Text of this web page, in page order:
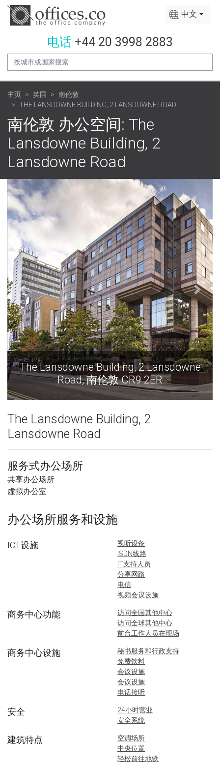
中文
电话 +44 20 3998 2883
主页 英国
南伦敦
THE LANSDOWNE BUILDING, 2 LANSDOWNE ROAD
南伦敦 办公空间: The
Lansdowne Building, 2
Lansdowne Road
The Lansdowne Building, 2 Lansdowne
Road, 南伦敦 CR9 2ER
The Lansdowne Building, 2
Lansdowne Road
服务式办公场所
共享办公场所
虚拟办公室
办公场所服务和设施
ICT设施
视听设备
ISDN线路
IT支持人员
分享网路
电信
视频会议设施
商务中心功能
访问全国其他中心
访问全球其他中心
前台工作人员在现场
商务中心设施
秘书服务和行政支持
免费饮料
会议设施
会议设施
电话接听
安全
24小时营业
安全系统
建筑特点
空调场所
中央位置
轻松前往地铁